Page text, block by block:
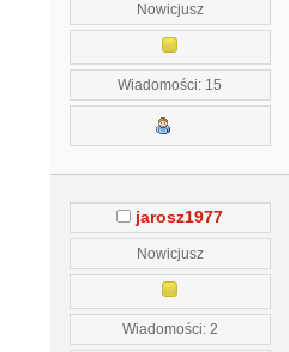
Nowicjusz
Wiadomości: 15
jarosz1977
Nowicjusz
Wiadomości: 2